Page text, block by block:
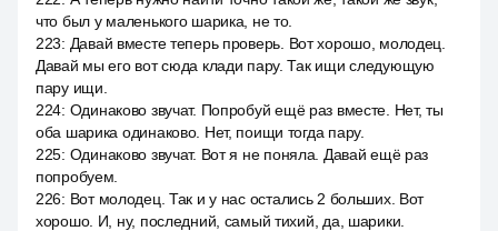
что был у маленького шарика, не то.
223: Давай вместе теперь проверь. Вот хорошо, молодец.
Давай мы его вот сюда клади пару. Так ищи следующую
пару ищи.
224: Одинаково звучат. Попробуй ещё раз вместе. Нет, ты
оба шарика одинаково. Нет, поищи тогда пару.
225: Одинаково звучат. Вот я не поняла. Давай ещё раз
попробуем.
226: Вот молодец. Так и у нас остались 2 больших. Вот
хорошо. И, ну, последний, самый тихий, да, шарики.